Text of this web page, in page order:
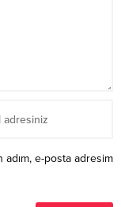
adım, e-posta adresim